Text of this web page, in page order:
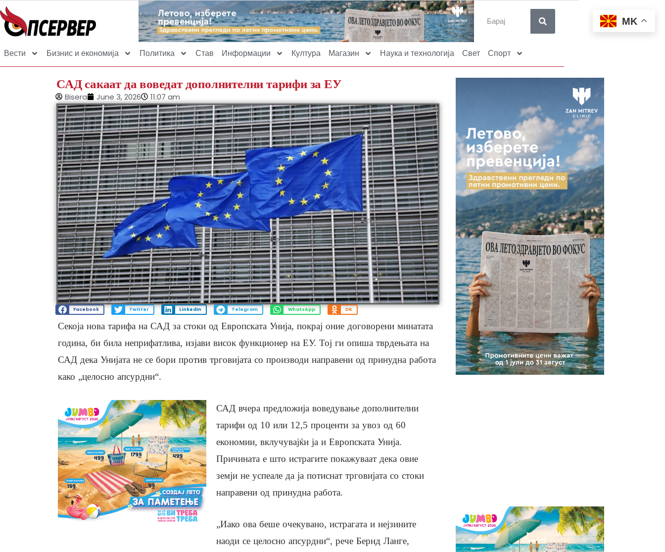
Вести Бизнис и економија Политика Став Информации Култура Магазин Наука и технологија Свет Спорт
САД сакаат да воведат дополнителни тарифи за ЕУ
Bisera June 3, 2026 11:07 am
Facebook Twitter LinkedIn Telegram WhatsApp OK
Секоја нова тарифа на САД за стоки од Европската Унија, покрај оние договорени минатата
година, би била неприфатлива, изјави висок функционер на ЕУ. Тој ги опиша тврдењата на
САД дека Унијата не се бори против трговијата со производи направени од принудна работа
како „целосно апсурдни“.
САД вчера предложија воведување дополнителни
тарифи од 10 или 12,5 проценти за увоз од 60
економии, вклучувајќи ја и Европската Унија.
Причината е што истрагите покажуваат дека овие
земји не успеале да ја потиснат трговијата со стоки
направени од принудна работа.
„Иако ова беше очекувано, истрагата и нејзините
наоди се целосно апсурдни“, рече Бернд Ланге,
MK